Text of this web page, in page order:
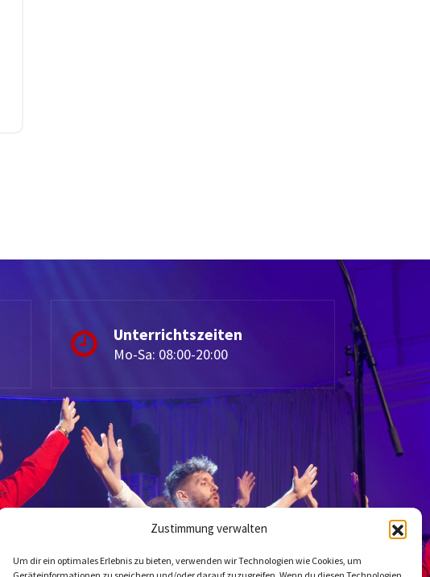
Zustimmung verwalten
Um dir ein optimales Erlebnis zu bieten, verwenden wir Technologien wie Cookies, um
Unterrichtszeiten
Mo-Sa: 08:00-20:00